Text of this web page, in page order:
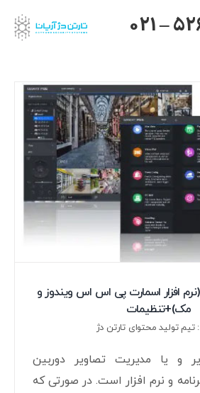
021 –
دانلود Smart pss (نرم افزار اسمارت پی اس اس ویندوز و
مک)+تنظیمات
تولید محتوای تارتن دژ
و یا مدیریت تصاویر دوربین
و نرم افزار است. در صورتی که